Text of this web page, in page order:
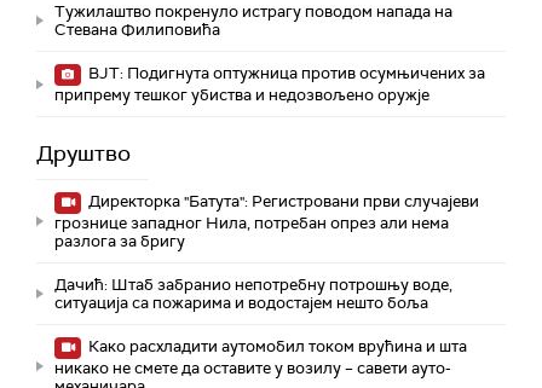
Тужилаштво покренуло истрагу поводом напада на
Стевана Филиповића
ВЈТ: Подигнута оптужница против осумњичених за
припрему тешког убиства и недозвољено оружје
Друштво
Директорка "Батута": Регистровани први случајеви
грознице западног Нила, потребан опрез али нема
разлога за бригу
Дачић: Штаб забранио непотребну потрошњу воде,
ситуација са пожарима и водостајем нешто боља
Како расхладити аутомобил током врућина и шта
никако не смете да оставите у возилу – савети ауто-